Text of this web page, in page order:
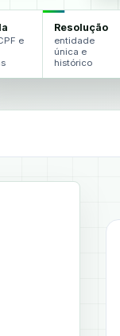
e
Resolução
entidade
única e
histórico